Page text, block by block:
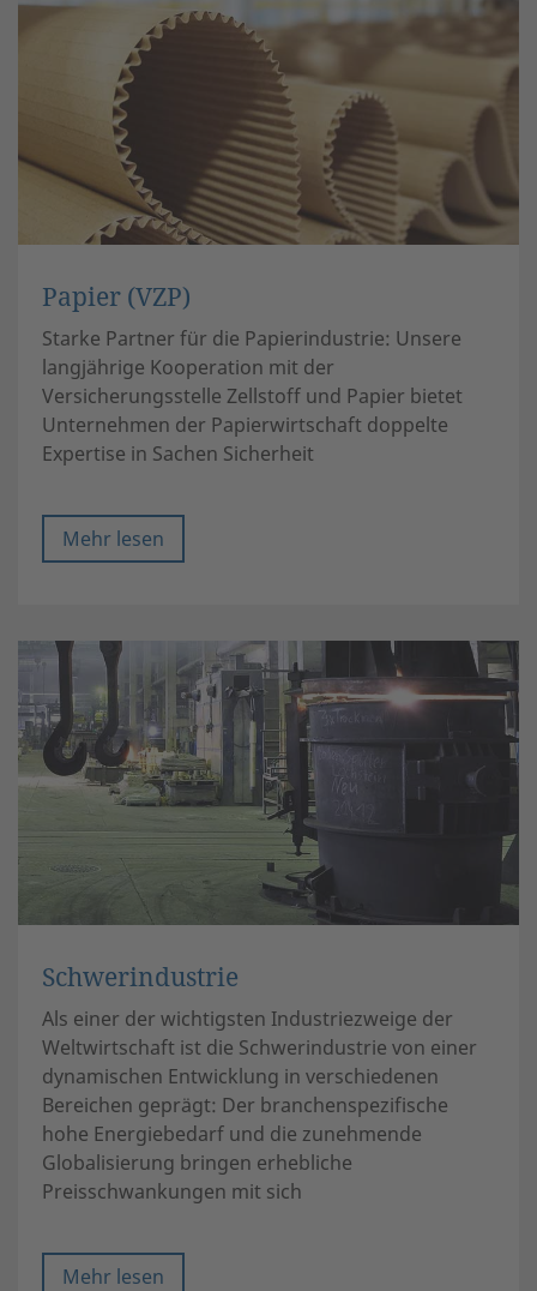
Papier (VZP)
Starke Partner für die Papierindustrie: Unsere
langjährige Kooperation mit der
Versicherungsstelle Zellstoff und Papier bietet
Unternehmen der Papierwirtschaft doppelte
Expertise in Sachen Sicherheit
Mehr lesen
Schwerindustrie
Als einer der wichtigsten Industriezweige der
Weltwirtschaft ist die Schwerindustrie von einer
dynamischen Entwicklung in verschiedenen
Bereichen geprägt: Der branchenspezifische
hohe Energiebedarf und die zunehmende
Globalisierung bringen erhebliche
Preisschwankungen mit sich
Mehr lesen